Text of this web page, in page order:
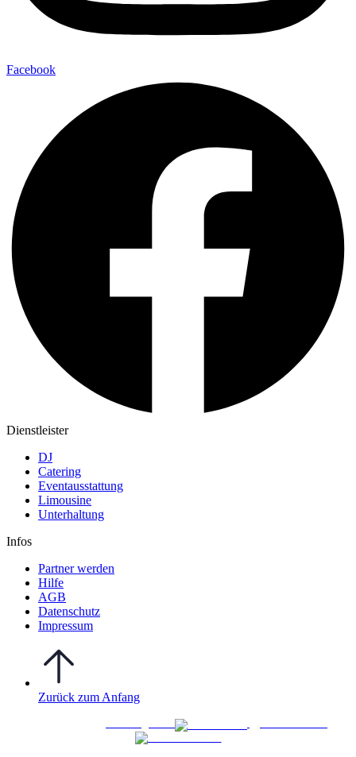
Facebook
Dienstleister
DJ
Catering
Eventausstattung
Limousine
Unterhaltung
Infos
Partner werden
Hilfe
AGB
Datenschutz
Impressum
Zurück zum Anfang